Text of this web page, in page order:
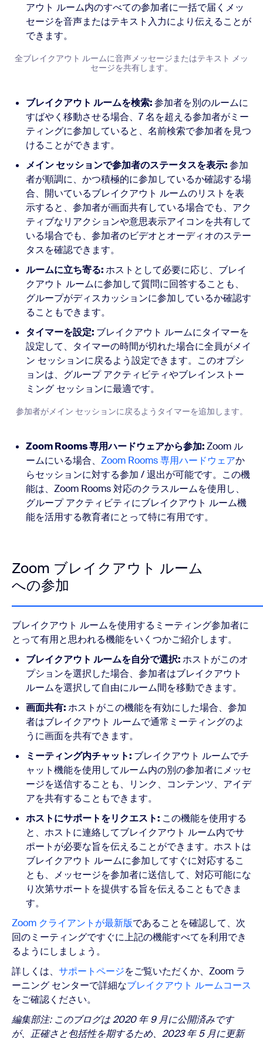
アウト ルーム内のすべての参加者に一括で届くメッ
セージを音声またはテキスト入力により伝えることが
できます。
全ブレイクアウト ルームに音声メッセージまたはテキスト メッ
セージを共有します。
ブレイクアウト ルームを検索:参加者を別のルームに
すばやく移動させる場合、7 名を超える参加者がミー
ティングに参加していると、名前検索で参加者を見つ
けることができます。
メイン セッションで参加者のステータスを表示:参加
者が順調に、かつ積極的に参加しているか確認する場
合、開いているブレイクアウト ルームのリストを表
示すると、参加者が画面共有している場合でも、アク
ティブなリアクションや意思表示アイコンを共有して
いる場合でも、参加者のビデオとオーディオのステー
タスを確認できます。
ルームに立ち寄る:ホストとして必要に応じ、ブレイ
クアウト ルームに参加して質問に回答することも、
グループがディスカッションに参加しているか確認す
ることもできます。
タイマーを設定: ブレイクアウト ルームにタイマーを
設定して、タイマーの時間が切れた場合に全員がメイ
ン セッションに戻るよう設定できます。このオプシ
ョンは、グループ アクティビティやブレインストー
ミング セッションに最適です。
参加者がメイン セッションに戻るようタイマーを追加します。
Zoom Rooms 専用ハードウェアから参加:Zoom ル
ームにいる場合、 Zoom Rooms 専用ハードウェアか
らセッションに対する参加 / 退出が可能です。この機
能は、Zoom Rooms 対応のクラスルームを使用し、
グループ アクティビティにブレイクアウト ルーム機
能を活用する教育者にとって特に有用です。
Zoom ブレイクアウト ルーム
への参加
ブレイクアウト ルームを使用するミーティング参加者に
とって有用と思われる機能をいくつかご紹介します。
ブレイクアウト ルームを自分で選択:ホストがこのオ
プションを選択した場合、参加者はブレイクアウト
ルームを選択して自由にルーム間を移動できます。
画面共有:ホストがこの機能を有効にした場合、参加
者はブレイクアウト ルームで通常ミーティングのよ
うに画面を共有できます。
ミーティング内チャット: ブレイクアウト ルームでチ
ャット機能を使用してルーム内の別の参加者にメッセ
ージを送信することも、リンク、コンテンツ、アイデ
アを共有することもできます。
ホストにサポートをリクエスト: この機能を使用する
と、ホストに連絡してブレイクアウト ルーム内でサ
ポートが必要な旨を伝えることができます。ホストは
ブレイクアウト ルームに参加してすぐに対応するこ
とも、メッセージを参加者に送信して、対応可能にな
り次第サポートを提供する旨を伝えることもできま
す。
Zoom クライアントが最新版であることを確認して、次
回のミーティングですぐに上記の機能すべてを利用でき
るようにしましょう。
詳しくは、 サポートページをご覧いただくか、Zoom ラ
ーニング センターで詳細なブレイクアウト ルームコース
をご確認ください。
編集部注: このブログは 2020 年 9 月に公開済みです
が、正確さと包括性を期するため、2023 年 5 月に更新